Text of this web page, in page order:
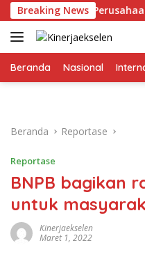
Langsung
ke
konten
Breaking News
Bagi Perusahaan
Beranda Nasional
Beranda Reportase
Reportase
BNPB bagikan
untuk
Kinerjaekselen
Maret 1, 2022